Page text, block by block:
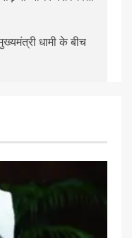
धामी के बीच